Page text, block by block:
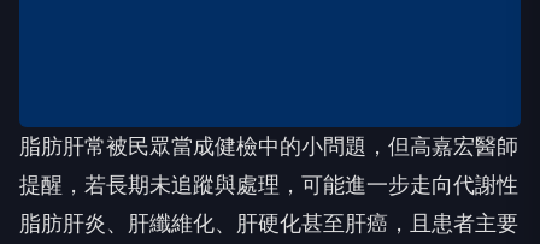
脂肪肝常被民眾當成健檢中的小問題，但高嘉宏醫師
提醒，若長期未追蹤與處理，可能進一步走向代謝性
脂肪肝炎、肝纖維化、肝硬化甚至肝癌，且患者主要